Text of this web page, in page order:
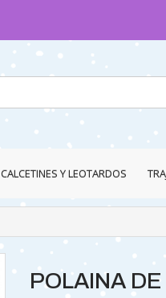
CALCETINES Y LEOTARDOS
POLAINA